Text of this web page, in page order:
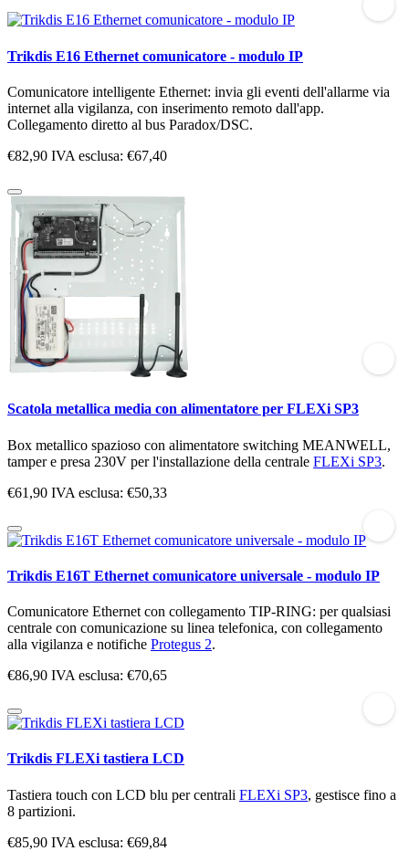
Trikdis E16 Ethernet comunicatore - modulo IP
Comunicatore intelligente Ethernet: invia gli eventi dell'allarme via
internet alla vigilanza, con inserimento remoto dall'app.
Collegamento diretto al bus Paradox/DSC.
€82,90 IVA esclusa: €67,40
Scatola metallica media con alimentatore per FLEXi SP3
Box metallico spazioso con alimentatore switching MEANWELL,
tamper e presa 230V per l'installazione della centrale FLEXi SP3.
€61,90 IVA esclusa: €50,33
Trikdis E16T Ethernet comunicatore universale - modulo IP
Comunicatore Ethernet con collegamento TIP-RING: per qualsiasi
centrale con comunicazione su linea telefonica, con collegamento
alla vigilanza e notifiche Protegus 2.
€86,90 IVA esclusa: €70,65
Trikdis FLEXi tastiera LCD
Tastiera touch con LCD blu per centrali FLEXi SP3, gestisce fino a
8 partizioni.
€85,90 IVA esclusa: €69,84